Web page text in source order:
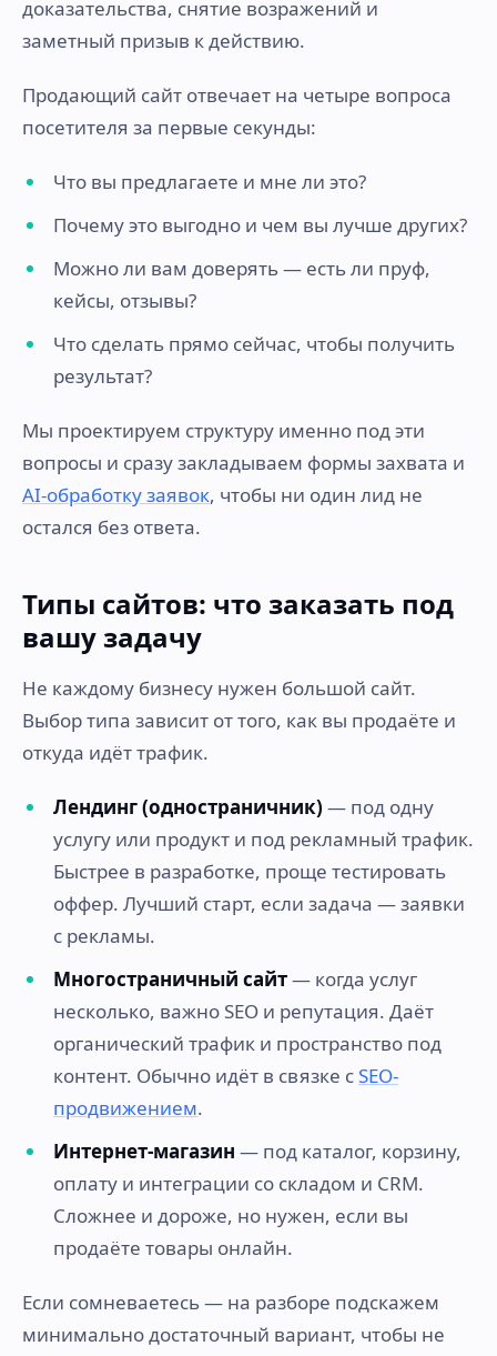
доказательства, снятие возражений и
заметный призыв к действию.
Продающий сайт отвечает на четыре вопроса
посетителя за первые секунды:
Что вы предлагаете и мне ли это?
Почему это выгодно и чем вы лучше других?
Можно ли вам доверять — есть ли пруф,
кейсы, отзывы?
Что сделать прямо сейчас, чтобы получить
результат?
Мы проектируем структуру именно под эти
вопросы и сразу закладываем формы захвата и
AI-обработку заявок, чтобы ни один лид не
остался без ответа.
Типы сайтов: что заказать под
вашу задачу
Не каждому бизнесу нужен большой сайт.
Выбор типа зависит от того, как вы продаёте и
откуда идёт трафик.
Лендинг (одностраничник) — под одну
услугу или продукт и под рекламный трафик.
Быстрее в разработке, проще тестировать
оффер. Лучший старт, если задача — заявки
с рекламы.
Многостраничный сайт— когда услуг
несколько, важно SEO и репутация. Даёт
органический трафик и пространство под
контент. Обычно идёт в связке сSEO-
продвижением.
Интернет-магазин — под каталог, корзину,
оплату и интеграции со складом и CRM.
Сложнее и дороже, но нужен, если вы
продаёте товары онлайн.
Если сомневаетесь — на разборе подскажем
минимально достаточный вариант, чтобы не